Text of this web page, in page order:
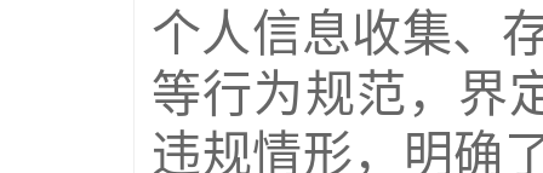
个人信息收集、
等行为规范，界
违规情形，明确